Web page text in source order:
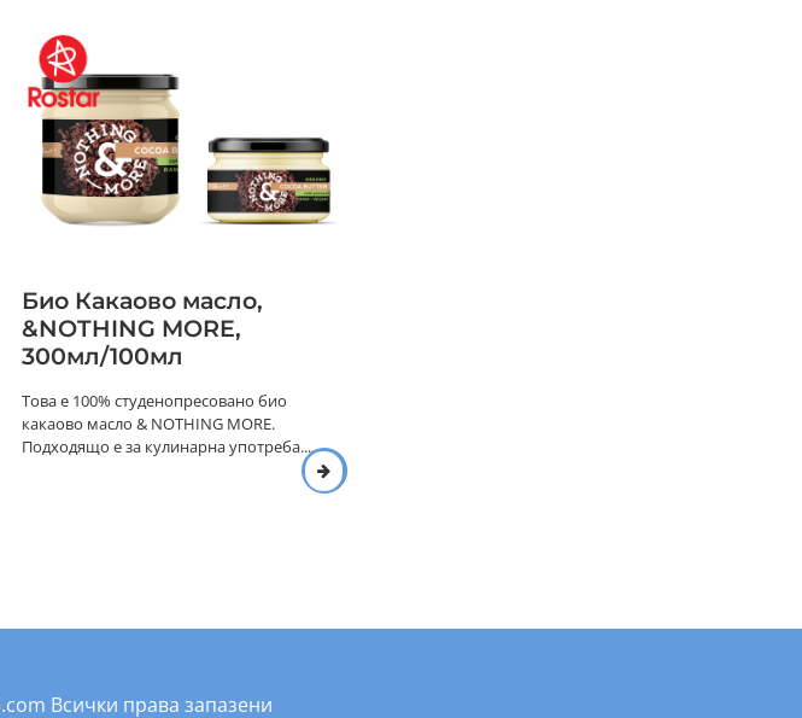
Био Какаово масло,
&NOTHING MORE,
300мл/100мл
Това е 100% студенопресовано био
какаово масло & NOTHING MORE.
Подходящо е за кулинарна употреба....
Всички права запазени